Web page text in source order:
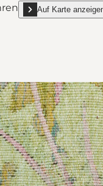
"Erleben Sie
Auf Karte
show Erleben Sie